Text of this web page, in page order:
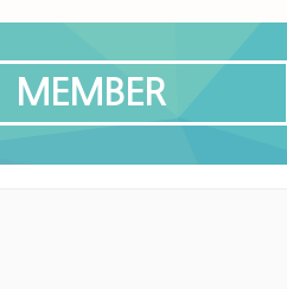
MEMBER